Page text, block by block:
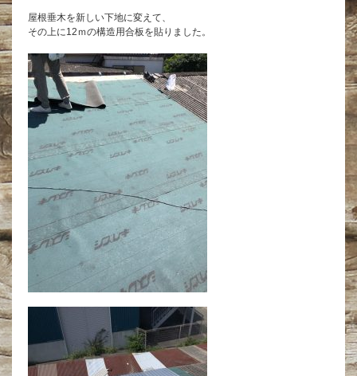
屋根垂木を新しい下地に変えて、
その上に12ｍの構造用合板を貼りました。